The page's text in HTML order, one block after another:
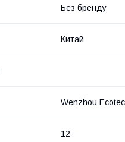
Без бренду
Китай
Wenzhou
12